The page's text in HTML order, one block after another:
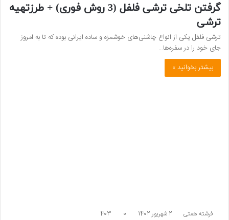
گرفتن تلخی ترشی فلفل (3 روش فوری) + طرزتهیه
ترشی
ترشی فلفل یکی از انواع چاشنی‌های خوشمزه و ساده ایرانی بوده که تا به امروز
جای خود را در سفره‌ها…
بیشتر بخوانید »
فرشته همتی 2 شهریور 1402 0
403